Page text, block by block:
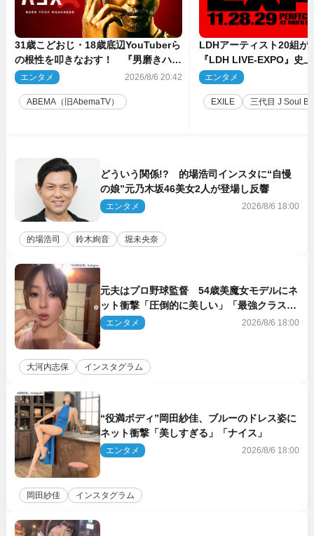
31歳こどおじ・18歳底辺YouTuberら
の根性を叩きなおす！ 『男磨きハウ
ス』第2弾コーチ陣発表
エンタメ 2026/8/6 20:42
ABEMA（旧AbemaTV）
LDHアーティスト20組
『LDH LIVE‐EXPO』史
技場で開催決定
エンタメ
EXILE 三代目 J Soul
どういう関係!? 的場浩司インスタに“自慢
の娘”元乃木坂46美女2人が登場し反響
エンタメ 2026/8/6 18:00
的場浩司 鈴木絢音 堀未央奈
元夫はプロ野球監督 54歳美魔女モデルにネ
ット衝撃「圧倒的に美しい」「最強クラス」
「うっとり」
エンタメ 2026/8/6 18:00
大河内志保 インスタグラム
“役満ボディ”岡田紗佳、ブルーのドレス姿に
ネット衝撃「美しすぎる」「ナイス」
エンタメ 2026/8/6 18:00
岡田紗佳 インスタグラム